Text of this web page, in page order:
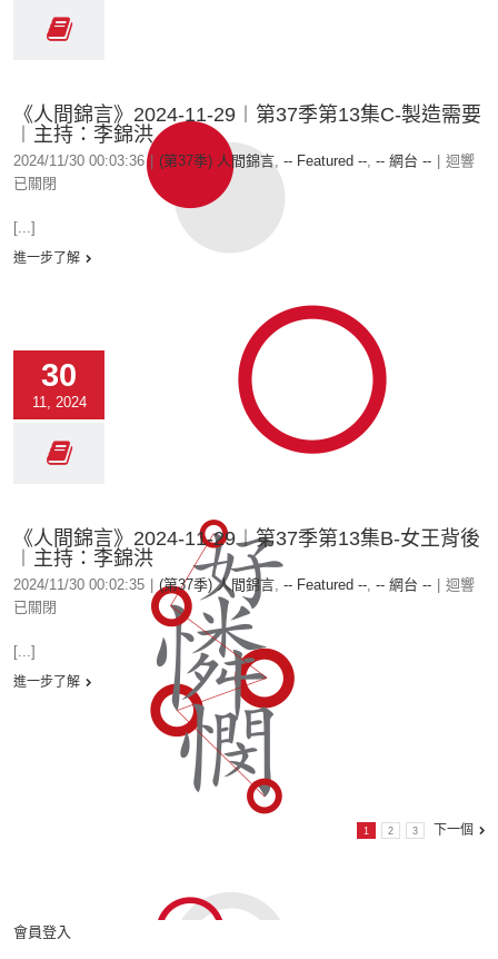
《人間錦言》2024-11-29︱第37季第13集C-製造需要
︱主持：李錦洪
2024/11/30 00:03:36 (第37季) 人間錦言, -- Featured --, -- 網台 --
迴響
已關閉
[...]
進一步了解
30
11, 2024
《人間錦言》2024-11-29︱第37季第13集B-女王背後
︱主持：李錦洪
2024/11/30 00:02:35 (第37季) 人間錦言, -- Featured --, -- 網台 --
迴響
已關閉
[...]
進一步了解
1 2 3 下一個
會員登入